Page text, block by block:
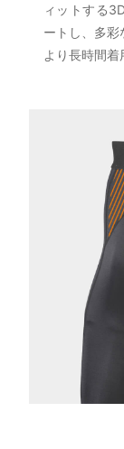
ィットする
ートし、多
より長時間着